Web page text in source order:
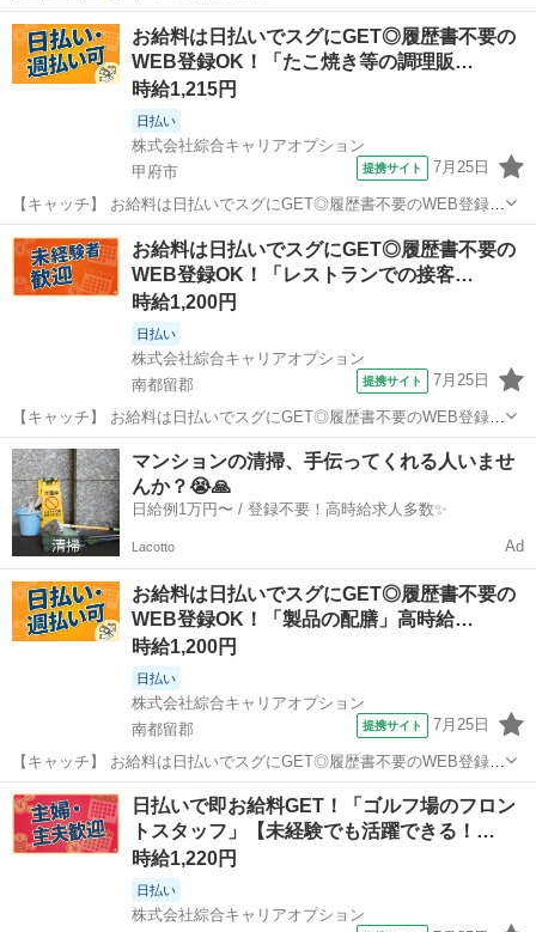
お給料は日払いでスグにGET◎履歴書不要の
WEB登録OK！「たこ焼き等の調理販…
時給1,215円
日払い
株式会社綜合キャリアオプション
甲府市
提携サイト 7月25日
【キャッチ】 お給料は日払いでスグにGET◎履歴書不要のWEB登録
OK！「たこ焼き等の調理販売」高時給1215円！甲府周辺！20代～40
代のスタッフが多数活躍中★ 【コメント】 製造のお仕事をお探しの方
必見！ 「経験ない...
山梨 甲府市 その他
お給料は日払いでスグにGET◎履歴書不要の
WEB登録OK！「レストランでの接客…
時給1,200円
日払い
株式会社綜合キャリアオプション
南都留郡
提携サイト 7月25日
【キャッチ】 お給料は日払いでスグにGET◎履歴書不要のWEB登録
OK！「レストランでの接客」高時給1200円！河口湖周辺！20代～40
代のスタッフが多数活躍中★ 【コメント】 弊社なら事前の職場見学が
多数！お仕事安心スタ...
山梨 南都留郡
マンションの清掃、手伝ってくれる人いませ
んか？😭🙏
日給例1万円〜 / 登録不要！高時給求人多数✨
Lacotto Ad
お給料は日払いでスグにGET◎履歴書不要の
WEB登録OK！「製品の配膳」高時給…
時給1,200円
日払い
株式会社綜合キャリアオプション
南都留郡
提携サイト 7月25日
【キャッチ】 お給料は日払いでスグにGET◎履歴書不要のWEB登録
OK！「製品の配膳」高時給1200円！山梨県南都留郡鳴沢村周辺！20代
～40代のスタッフが多数活躍中★ 【コメント】 弊社なら事前の職場見
学が多数！お仕事安...
山梨 南都留郡 その他
日払いで即お給料GET！「ゴルフ場のフロン
トスタッフ」【未経験でも活躍できる！…
時給1,220円
日払い
株式会社綜合キャリアオプション